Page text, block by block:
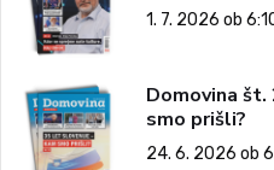
1. 7. 2026 ob
Domovina
smo prišli?
24. 6. 2026 ob